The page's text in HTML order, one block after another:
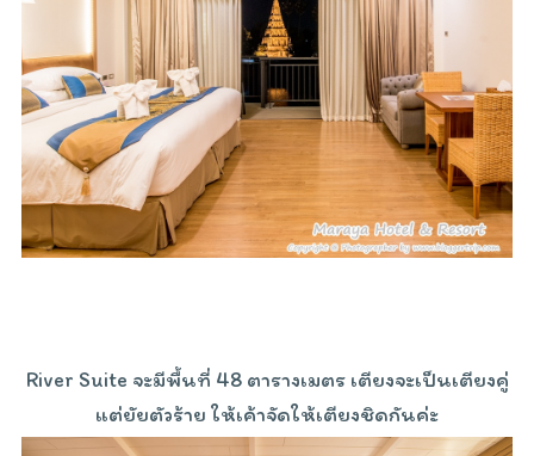
River Suite จะมีพื้นที่ 48 ตารางเมตร เตียงจะเป็นเตียงคู่
แต่ยัยตัวร้าย ให้เค้าจัดให้เตียงชิดกันค่ะ